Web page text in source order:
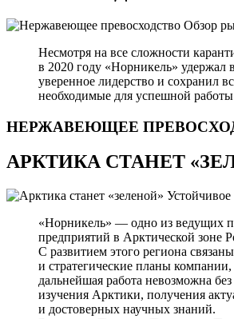
Обзор
Несмотря на все сложности
в 2020 году «Норникель» удержал
уверенное лидерство и сохранил
необходимые для успешной
НЕРЖАВЕЮЩЕЕ
АРКТИКА СТАНЕТ
Устойчивое
«Норникель» — одно из ведущих
предприятий в Арктической зоне
С развитием этого региона
и стратегические планы компании,
дальнейшая работа невозможна без
изучения Арктики, получения
и достоверных научных знаний.